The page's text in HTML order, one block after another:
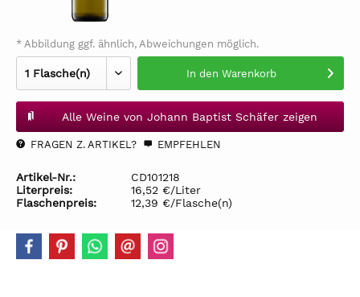
* Abbildung ggf. ähnlich, Abweichungen möglich.
In den Warenkorb
Alle Weine von Johann Baptist Schäfer zeigen
FRAGEN Z. ARTIKEL? EMPFEHLEN
Artikel-Nr.:
CD101218
Literpreis:
16,52 €/Liter
Flaschenpreis:
12,39 €/Flasche(n)